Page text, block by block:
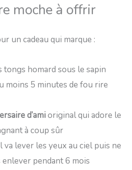
moche à offrir
un cadeau qui marque :
tongs homard sous le sapin
moins 5 minutes de fou rire
d’amioriginal qui adore le
à coup sûr
va lever les yeux au ciel puis ne
enlever pendant 6 mois